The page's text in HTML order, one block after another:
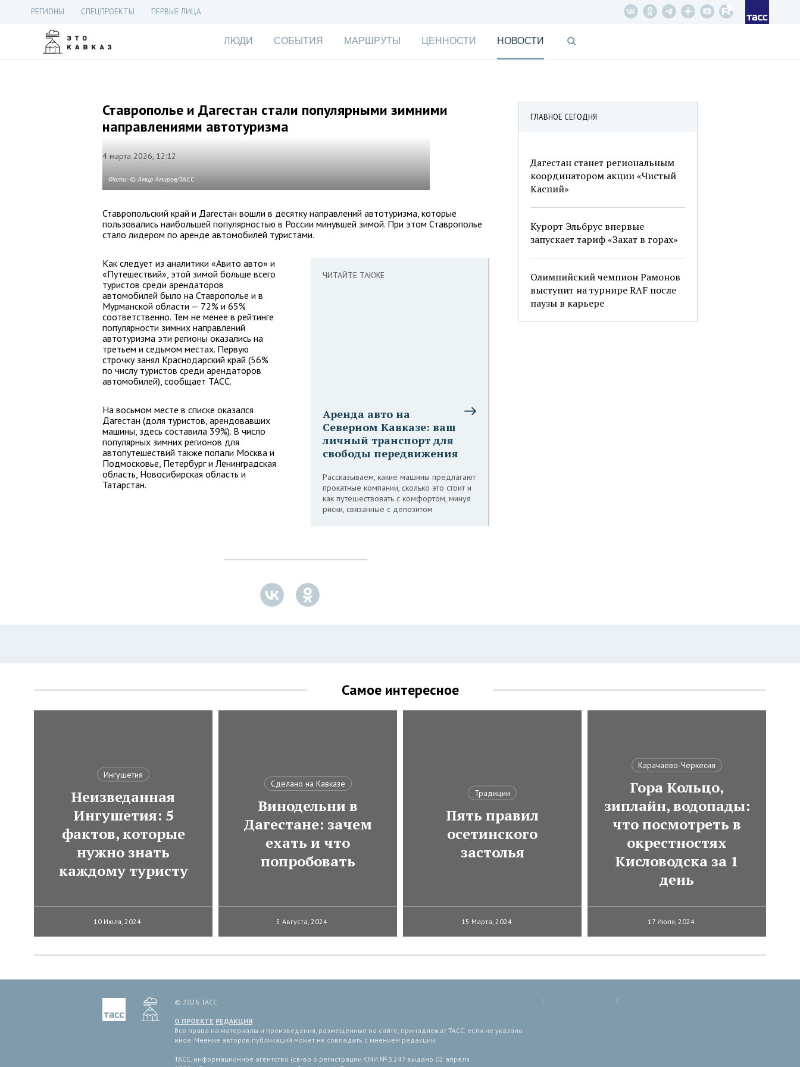
РЕГИОНЫ СПЕЦПРОЕКТЫ ПЕРВЫЕ ЛИЦА
ЛЮДИ СОБЫТИЯ МАРШРУТЫ ЦЕННОСТИ НОВОСТИ
ГЛАВНОЕ СЕГОДНЯ
Дагестан станет региональным
координатором акции «Чистый
Каспий»
Курорт Эльбрус впервые
запускает тариф «Закат в горах»
Олимпийский чемпион Рамонов
выступит на турнире RAF после
паузы в карьере
Ставрополье и Дагестан стали популярными зимними
направлениями автотуризма
4 марта 2026, 12:12
Фото: © Амир Амиров/ТАСС
Ставропольский край и Дагестан вошли в десятку направлений автотуризма, которые
пользовались наибольшей популярностью в России минувшей зимой. При этом Ставрополье
стало лидером по аренде автомобилей туристами.
ЧИТАЙТЕ ТАКЖЕ
Аренда авто на
Северном Кавказе: ваш
личный транспорт для
свободы передвижения
Рассказываем, какие машины предлагают
прокатные компании, сколько это стоит и
как путешествовать с комфортом, минуя
риски, связанные с депозитом
Как следует из аналитики «Авито авто» и
«Путешествий», этой зимой больше всего
туристов среди арендаторов
автомобилей было на Ставрополье и в
Мурманской области — 72% и 65%
соответственно. Тем не менее в рейтинге
популярности зимних направлений
автотуризма эти регионы оказались на
третьем и седьмом местах. Первую
строчку занял Краснодарский край (56%
по числу туристов среди арендаторов
автомобилей), сообщает ТАСС.
На восьмом месте в списке оказался
Дагестан (доля туристов, арендовавших
машины, здесь составила 39%). В число
популярных зимних регионов для
автопутешествий также попали Москва и
Подмосковье, Петербург и Ленинградская
область, Новосибирская область и
Татарстан.
Самое интересное
Ингушетия
Неизведанная
Ингушетия: 5
фактов, которые
нужно знать
каждому туристу
10 Июля, 2024
Сделано на Кавказе
Винодельни в
Дагестане: зачем
ехать и что
попробовать
5 Августа, 2024
Традиции
Пять правил
осетинского
застолья
15 Марта, 2024
Карачаево-Черкесия
Гора Кольцо,
зиплайн, водопады:
что посмотреть в
окрестностях
Кисловодска за 1
день
17 Июля, 2024
© 2026 ТАСС
О ПРОЕКТЕ РЕДАКЦИЯ
Все права на материалы и произведения, размещенные на сайте, принадлежат ТАСС, если не указано
иное. Мнение авторов публикаций может не совпадать с мнением редакции.
ТАСС, информационное агентство (св-во о регистрации СМИ № 3 247 выдано 02 апреля